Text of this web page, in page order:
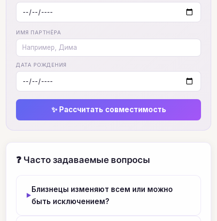
ИМЯ ПАРТНЁРА
ДАТА РОЖДЕНИЯ
✨ Рассчитать совместимость
❓ Часто задаваемые вопросы
Близнецы изменяют всем или можно
быть исключением?